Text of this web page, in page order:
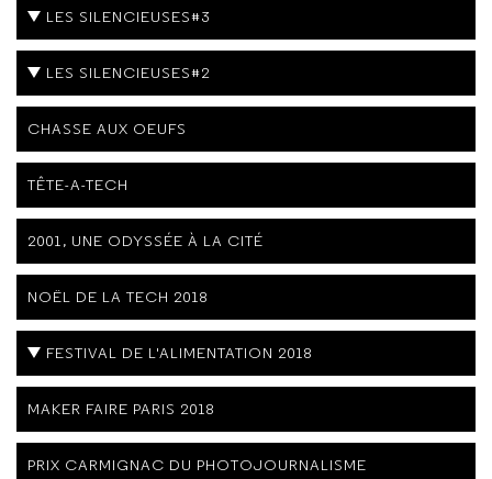
LES SILENCIEUSES#3
LES SILENCIEUSES#2
CHASSE AUX OEUFS
TÊTE-A-TECH
2001, UNE ODYSSÉE À LA CITÉ
NOËL DE LA TECH 2018
FESTIVAL DE L'ALIMENTATION 2018
MAKER FAIRE PARIS 2018
PRIX CARMIGNAC DU PHOTOJOURNALISME